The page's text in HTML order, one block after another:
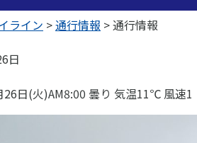
ライン >通行情報 >通行情報
日
26日(火)AM8:00 曇り 気温11℃ 風速1